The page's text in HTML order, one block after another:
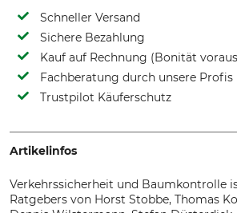
Schneller Versand
Sichere Bezahlung
Kauf auf Rechnung (Bonität
Fachberatung durch unsere Profis
Trustpilot Käuferschutz
Artikelinfos
Verkehrssicherheit und Baumkontrolle
Ratgebers von Horst Stobbe, Thomas